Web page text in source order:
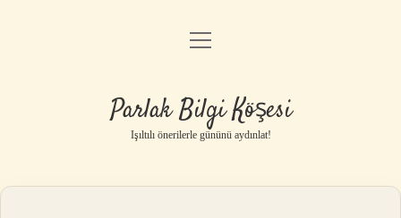
Anasayfa
Yasal Uyarı
menüyü
Parlak Bilgi Köşesi
Işıltılı önerilerle gününü aydınlat!